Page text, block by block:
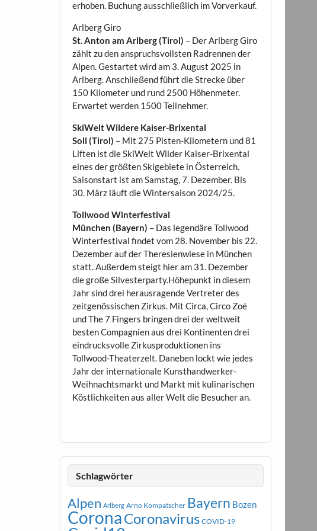
erhoben. Buchung ausschließlich im Vorverkauf.
Arlberg Giro
St. Anton am Arlberg (Tirol) – Der Arlberg Giro
zählt zu den anspruchsvollsten Radrennen der
Alpen. Gestartet wird am 3. August 2025 in
Arlberg. Anschließend führt die Strecke über
150 Kilometer und rund 2500 Höhenmeter.
Erwartet werden 1500 Teilnehmer.
SkiWelt Wildere Kaiser-Brixental
Soll (Tirol) – Mit 275 Pisten-Kilometern und 81
Liften ist die SkiWelt Wilder Kaiser-Brixental
eines der größten Skigebiete in Österreich.
Saisonstart ist am Samstag, 7. Dezember. Bis
30. März läuft die Wintersaison 2024/25.
Tollwood Winterfestival
München (Bayern) – Das legendäre Tollwood
Winterfestival findet vom 28. November bis 22.
Dezember auf der Theresienwiese in München
statt. Außerdem steigt hier am 31. Dezember
die große Silvesterparty.Höhepunkt in diesem
Jahr sind drei herausragende Vertreter des
zeitgenössischen Zirkus. Mit Circa, Circo Zoé
und The 7 Fingers bringen drei der weltweit
besten Compagnien aus drei Kontinenten drei
eindrucksvolle Zirkusproduktionen ins
Tollwood-Theaterzelt. Daneben lockt wie jedes
Jahr der internationale Kunsthandwerker-
Weihnachtsmarkt und Markt mit kulinarischen
Köstlichkeiten aus aller Welt die Besucher an.
Schlagwörter
Alpen Arlberg Arno Kompatscher Bayern Bozen
CoronaCoronavirus COVID-19